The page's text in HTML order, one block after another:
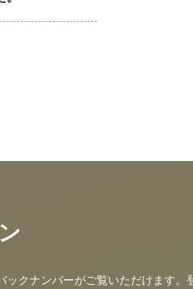
ックナンバーがご覧いただけます。